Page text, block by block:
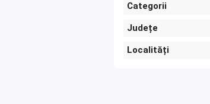
Categorii
Județe
Localități